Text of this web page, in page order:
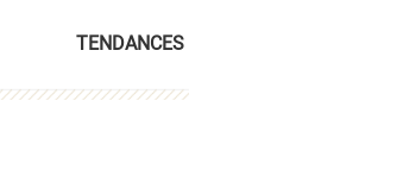
TENDANCES